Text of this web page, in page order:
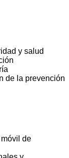
y salud
de la prevención
de